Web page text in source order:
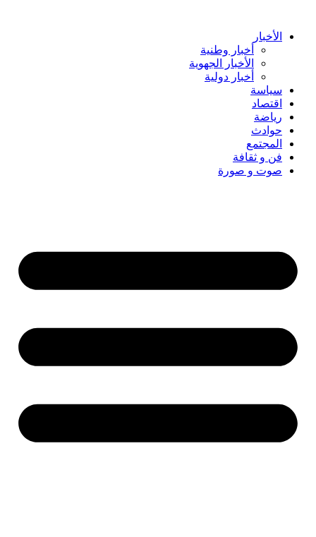
content الأخبار
أخبار وطنية
الأخبار الجهوية
أخبار دولية
سياسة
اقتصاد
رياضة
حوادث
المجتمع
فن و ثقافة
صوت و صورة